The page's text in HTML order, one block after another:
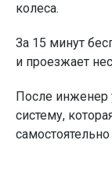
колеса.
За 15 минут
и проезжает
После инженер
систему,